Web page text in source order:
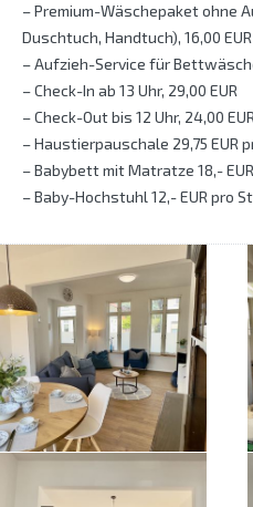
– Premium-Wäschepaket ohne
Duschtuch, Handtuch), 16,00
– Aufzieh-Service für
– Check-In ab 13 Uhr, 29,00 EUR
– Check-Out bis 12 Uhr, 24,00 EUR
– Haustierpauschale 29,75 EUR
– Babybett mit Matratze 18,-
– Baby-Hochstuhl 12,- EUR pro